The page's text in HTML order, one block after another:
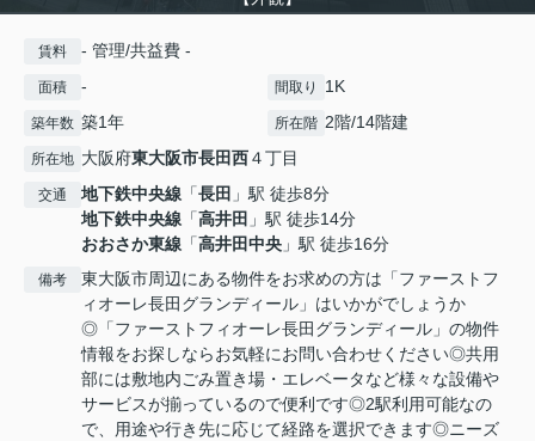
賃料 - 管理/共益費 -
面積 - 間取り 1K
築年数 築1年 所在階 2階/14階建
所在地 大阪府東大阪市長田西４丁目
交通 地下鉄中央線 「長田 」駅 徒歩8分
地下鉄中央線 「高井田 」駅 徒歩14分
おおさか東線 「高井田中央 」駅 徒歩16分
備考
東大阪市周辺にある物件をお求めの方は「ファーストフ
ィオーレ長田グランディール」はいかがでしょうか
◎「ファーストフィオーレ長田グランディール」の物件
情報をお探しならお気軽にお問い合わせください◎共用
部には敷地内ごみ置き場・エレベータなど様々な設備や
サービスが揃っているので便利です◎2駅利用可能なの
で、用途や行き先に応じて経路を選択できます◎ニーズ